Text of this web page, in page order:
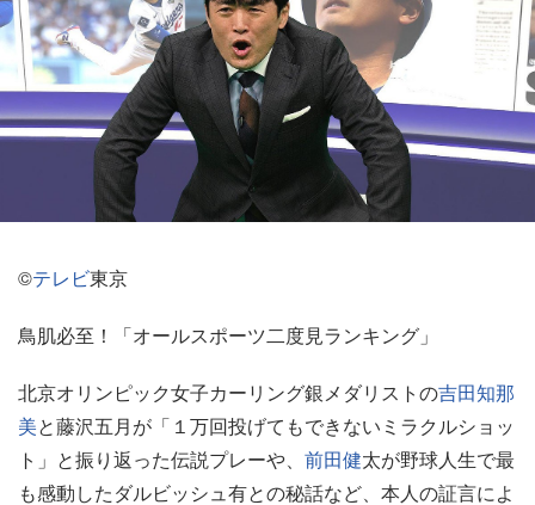
©テレビ東京
鳥肌必至！「オールスポーツ二度見ランキング」
北京オリンピック女子カーリング銀メダリストの吉田知那
美と藤沢五月が「１万回投げてもできないミラクルショッ
ト」と振り返った伝説プレーや、 前田健太が野球人生で最
も感動したダルビッシュ有との秘話など、本人の証言によ